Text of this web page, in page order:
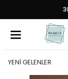
YENİ GELENLER